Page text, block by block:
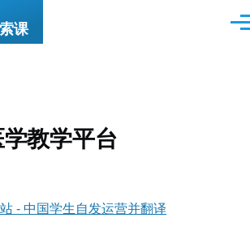
课
菜
教学平台
- 中国学生自发运营并翻译